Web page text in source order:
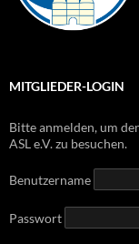
MITGLIEDER-LOGIN
Bitte anmelden, um
ASL e.V. zu besuchen.
Benutzername
Passwort